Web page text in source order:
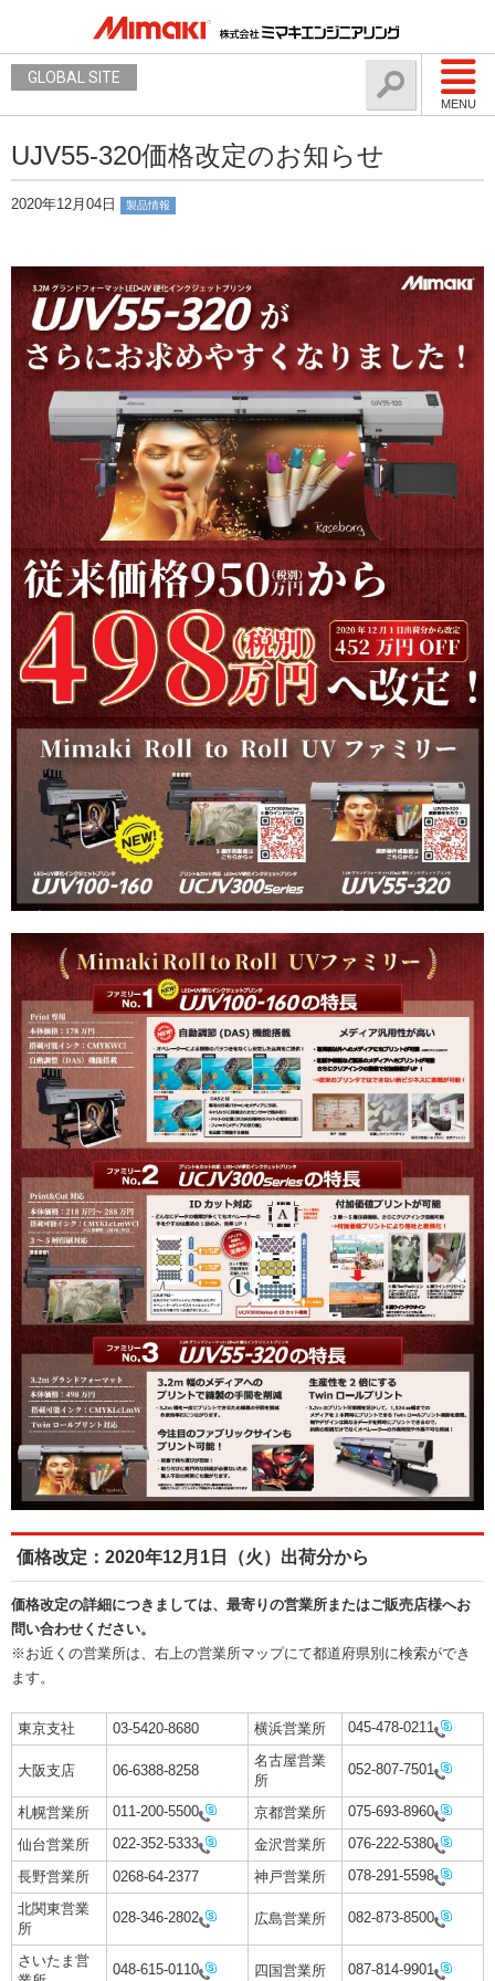
MENU
GLOBAL SITE
UJV55-320価格改定のお知らせ
2020年12月04日 製品情報
価格改定：2020年12月1日（火）出荷分から
価格改定の詳細につきましては、最寄りの営業所またはご販売店様へお
問い合わせください。
※お近くの営業所は、右上の営業所マップにて都道府県別に検索ができ
ます。
東京支社 03-5420-8680 横浜営業所 045-478-0211
大阪支店 06-6388-8258
名古屋営業
所
052-807-7501
札幌営業所 011-200-5500 京都営業所
075-693-8960
仙台営業所
022-352-5333 金沢営業所
076-222-5380
長野営業所
0268-64-2377 神戸営業所
078-291-5598
北関東営業
所
028-346-2802 広島営業所 082-873-8500
さいたま営
048-615-0110 四国営業所 087-814-9901